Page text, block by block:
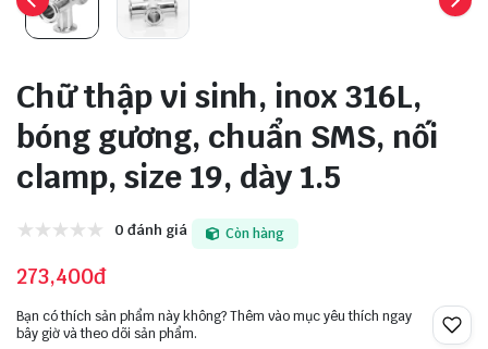
Chữ thập vi sinh, inox 316L,
bóng gương, chuẩn SMS, nối
clamp, size 19, dày 1.5
0 đánh giá Còn hàng
273,400đ
Bạn có thích sản phẩm này không? Thêm vào mục yêu thích ngay
bây giờ và theo dõi sản phẩm.